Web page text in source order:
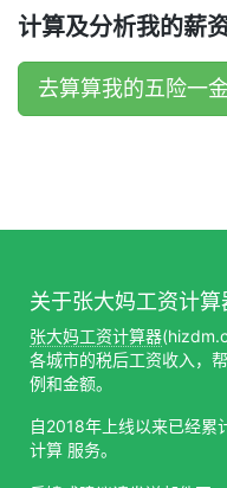
计算及分析我的薪
去算算我的五险一
关于张大妈工资计算
张大妈工资计算器
各城市的税后工资收入，
例和金额。
自2018年上线以来已经累
计算 服务。